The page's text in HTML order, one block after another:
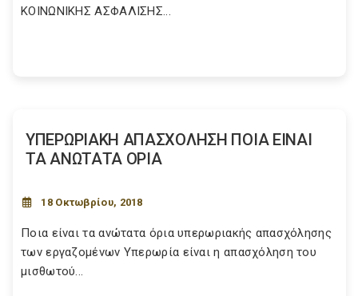
ΚΟΙΝΩΝΙΚΗΣ ΑΣΦΑΛΙΣΗΣ...
ΥΠΕΡΩΡΙΑΚΗ ΑΠΑΣΧΟΛΗΣΗ ΠΟΙΑ ΕΙΝΑΙ
ΤΑ ΑΝΩΤΑΤΑ ΟΡΙΑ
18 Οκτωβρίου, 2018
Ποια είναι τα ανώτατα όρια υπερωριακής απασχόλησης
των εργαζομένων Υπερωρία είναι η απασχόληση του
μισθωτού...